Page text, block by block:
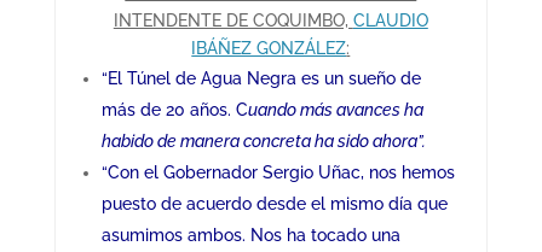
INTENDENTE DE COQUIMBO, CLAUDIO
IBÁÑEZ GONZÁLEZ:
“El Túnel de Agua Negra es un sueño de
más de 20 años. Cuando más avances ha
habido de manera concreta ha sido ahora”.
“Con el Gobernador Sergio Uñac, nos hemos
puesto de acuerdo desde el mismo día que
asumimos ambos. Nos ha tocado una